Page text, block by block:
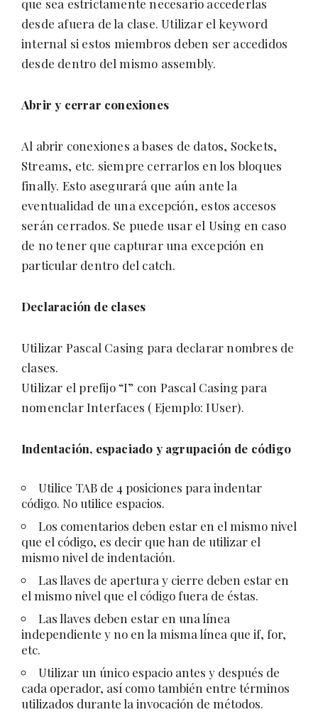
que sea estrictamente necesario accederlas
desde afuera de la clase. Utilizar el keyword
internal si estos miembros deben ser accedidos
desde dentro del mismo assembly.
Abrir y cerrar conexiones
Al abrir conexiones a bases de datos, Sockets,
Streams, etc. siempre cerrarlos en los bloques
finally. Esto asegurará que aún ante la
eventualidad de una excepción, estos accesos
serán cerrados. Se puede usar el Using en caso
de no tener que capturar una excepción en
particular dentro del catch.
Declaración de clases
Utilizar Pascal Casing para declarar nombres de
clases.
Utilizar el prefijo “I” con Pascal Casing para
nomenclar Interfaces ( Ejemplo: IUser).
Indentación, espaciado y agrupación de código
Utilice TAB de 4 posiciones para indentar
código. No utilice espacios.
Los comentarios deben estar en el mismo nivel
que el código, es decir que han de utilizar el
mismo nivel de indentación.
Las llaves de apertura y cierre deben estar en
el mismo nivel que el código fuera de éstas.
Las llaves deben estar en una línea
independiente y no en la misma línea que if, for,
etc.
Utilizar un único espacio antes y después de
cada operador, así como también entre términos
utilizados durante la invocación de métodos.